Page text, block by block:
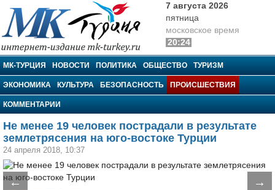
МК-Турция
7 августа 2026
пятница
московское время
20:24
МК-ТУРЦИЯ НОВОСТИ ПОЛИТИКА ОБЩЕСТВО ТУРИЗМ
ЭКОНОМИКА КУЛЬТУРА БЕЗОПАСНОСТЬ ПРОИСШЕСТВИЯ
КОММЕНТАРИИ
Не менее 19 человек пострадали в результате
землетрясения на юго-востоке Турции
24 апреля 2018, 10:37
← →